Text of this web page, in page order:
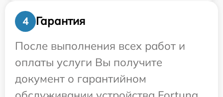
4
Гарантия
После выполнения всех работ и
оплаты услуги Вы получите
документ о гарантийном